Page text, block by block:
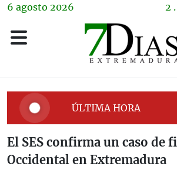
6 agosto 2026 2
ÚLTIMA HORA
El SES confirma un caso de
Occidental en Extremadura